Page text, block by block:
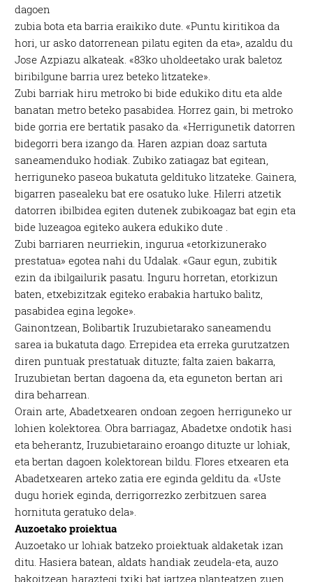
dagoen
zubia bota eta barria eraikiko dute. «Puntu kiritikoa da
hori, ur asko datorrenean pilatu egiten da eta», azaldu du
Jose Azpiazu alkateak. «83ko uholdeetako urak baletoz
biribilgune barria urez beteko litzateke».
Zubi barriak hiru metroko bi bide edukiko ditu eta alde
banatan metro beteko pasabidea. Horrez gain, bi metroko
bide gorria ere bertatik pasako da. «Herrigunetik datorren
bidegorri bera izango da. Haren azpian doaz sartuta
saneamenduko hodiak. Zubiko zatiagaz bat egitean,
herriguneko paseoa bukatuta geldituko litzateke. Gainera,
bigarren pasealeku bat ere osatuko luke. Hilerri atzetik
datorren ibilbidea egiten dutenek zubikoagaz bat egin eta
bide luzeagoa egiteko aukera edukiko dute .
Zubi barriaren neurriekin, ingurua «etorkizunerako
prestatua» egotea nahi du Udalak. «Gaur egun, zubitik
ezin da ibilgailurik pasatu. Inguru horretan, etorkizun
baten, etxebizitzak egiteko erabakia hartuko balitz,
pasabidea egina legoke».
Gainontzean, Bolibartik Iruzubietarako saneamendu
sarea ia bukatuta dago. Errepidea eta erreka gurutzatzen
diren puntuak prestatuak dituzte; falta zaien bakarra,
Iruzubietan bertan dagoena da, eta eguneton bertan ari
dira beharrean.
Orain arte, Abadetxearen ondoan zegoen herriguneko ur
lohien kolektorea. Obra barriagaz, Abadetxe ondotik hasi
eta beherantz, Iruzubietaraino eroango dituzte ur lohiak,
eta bertan dagoen kolektorean bildu. Flores etxearen eta
Abadetxearen arteko zatia ere eginda gelditu da. «Uste
dugu horiek eginda, derrigorrezko zerbitzuen sarea
hornituta geratuko dela».
Auzoetako proiektua
Auzoetako ur lohiak batzeko proiektuak aldaketak izan
ditu. Hasiera batean, aldats handiak zeudela-eta, auzo
bakoitzean haraztegi txiki bat jartzea planteatzen zuen